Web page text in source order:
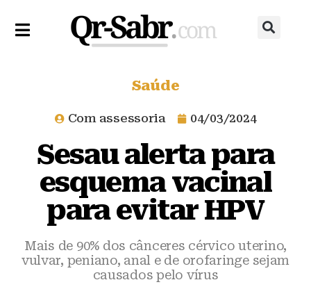
Saúde
Com assessoria 04/03/2024
Sesau alerta para
esquema vacinal
para evitar HPV
Mais de 90% dos cânceres cérvico uterino,
vulvar, peniano, anal e de orofaringe sejam
causados pelo vírus